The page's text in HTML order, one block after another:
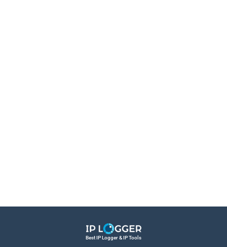
Best IP Logger & IP Tools